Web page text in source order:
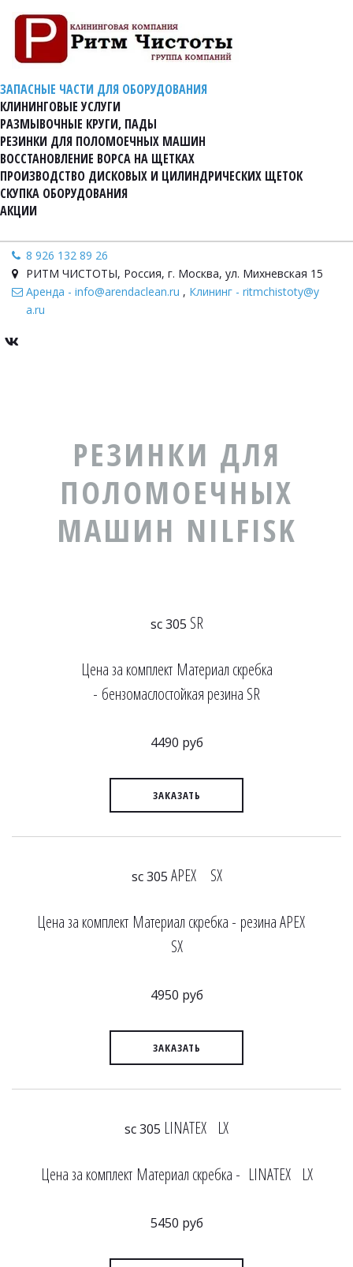
ЗАПАСНЫЕ ЧАСТИ ДЛЯ ОБОРУДОВАНИЯ
КЛИНИНГОВЫЕ УСЛУГИ
РАЗМЫВОЧНЫЕ КРУГИ, ПАДЫ
РЕЗИНКИ ДЛЯ ПОЛОМОЕЧНЫХ МАШИН
ВОССТАНОВЛЕНИЕ ВОРСА НА ЩЕТКАХ
ПРОИЗВОДСТВО ДИСКОВЫХ И ЦИЛИНДРИЧЕСКИХ ЩЕТОК
СКУПКА ОБОРУДОВАНИЯ
АКЦИИ
8 926 132 89 26
РИТМ ЧИСТОТЫ, Россия, г. Москва, ул. Михневская 15
Аренда - info@arendaclean.ru , Клининг - ritmchistoty@y
a.ru
РЕЗИ­­НКИ ДЛЯ
ПОЛОМОЕЧНЫХ
МАШИН NILFISK
sc 305 SR
Цена за комплект Материал скребка
- бензомаслостойкая резина SR
4490 руб
ЗАКАЗАТЬ
sc 305 APEX SX
Цена за комплект Материал скребка - резина APEX
SX
4950 руб
ЗАКАЗАТЬ
sc 305 LINATEX LX
Цена за комплект Материал скребка - LINATEX LX
5450 руб